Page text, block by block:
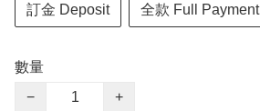
訂金 Deposit 全款 Full Payment
數量
−
+